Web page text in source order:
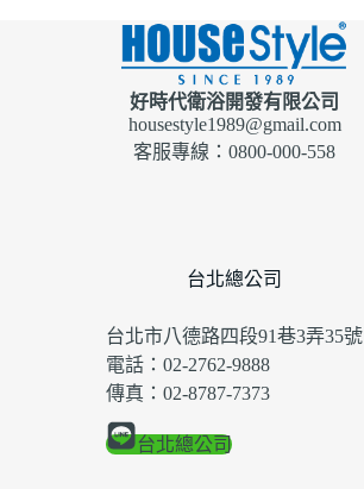
好時代衛浴開發有限公司
housestyle1989@gmail.com
客服專線：0800-000-558
台北總公司
台北市八德路四段91巷3弄35號
電話：02-2762-9888
傳真：02-8787-7373
台北總公司